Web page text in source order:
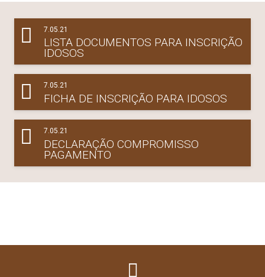
7.05.21
LISTA DOCUMENTOS PARA INSCRIÇÃO
IDOSOS
7.05.21
FICHA DE INSCRIÇÃO PARA IDOSOS
7.05.21
DECLARAÇÃO COMPROMISSO
PAGAMENTO